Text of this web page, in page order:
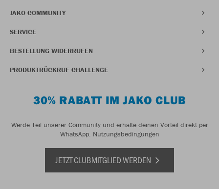
JAKO COMMUNITY
SERVICE
BESTELLUNG WIDERRUFEN
PRODUKTRÜCKRUF CHALLENGE
30% RABATT IM JAKO CLUB
Werde Teil unserer Community und erhalte deinen Vorteil direkt per
WhatsApp. Nutzungsbedingungen
JETZT CLUBMITGLIED WERDEN